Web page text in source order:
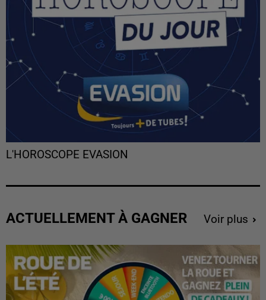
L'HOROSCOPE EVASION
ACTUELLEMENT À GAGNER Voir plus